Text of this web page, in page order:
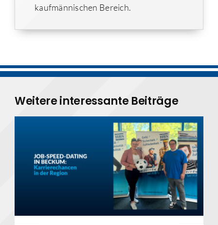
kaufmännischen Bereich.
Weitere interessante Beiträge